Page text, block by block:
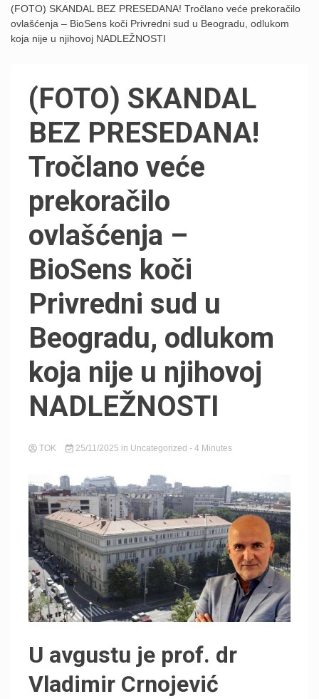
(FOTO) SKANDAL BEZ PRESEDANA! Tročlano veće prekoračilo
ovlašćenja – BioSens koči Privredni sud u Beogradu, odlukom
koja nije u njihovoj NADLEŽNOSTI
(FOTO) SKANDAL
BEZ PRESEDANA!
Tročlano veće
prekoračilo
ovlašćenja –
BioSens koči
Privredni sud u
Beogradu, odlukom
koja nije u njihovoj
NADLEŽNOSTI
TOK 25/11/2025 in Uncategorized - 4 Minutes
U avgustu je prof. dr
Vladimir Crnojević